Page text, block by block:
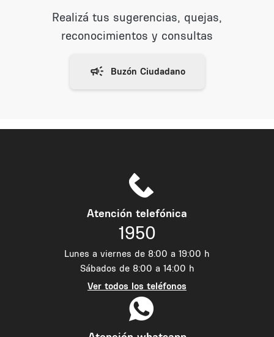
Realizá tus sugerencias, quejas,
reconocimientos y consultas
Atención telefónica
1950
Lunes a viernes de 8:00 a 19:00 h
Sábados de 8:00 a 14:00 h
Ver todos los teléfonos